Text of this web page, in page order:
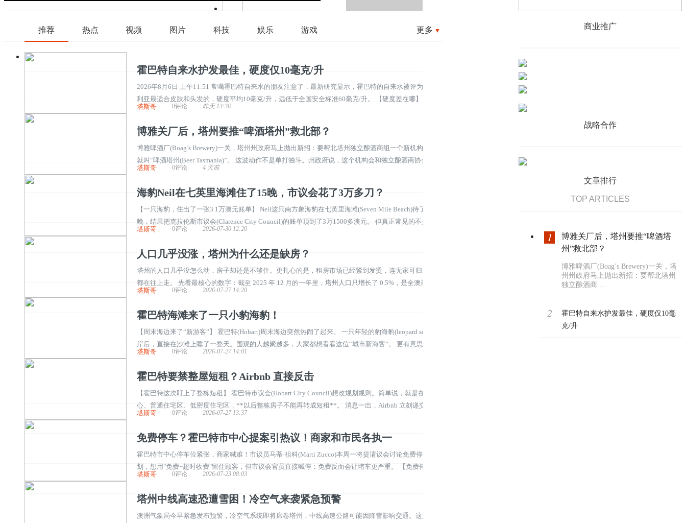
推荐 热点 视频 图片 科技 娱乐 游戏 更多 ▼
霍巴特自来水护发最佳，硬度仅10毫克/升
塔斯哥 0评论 昨天 13:36
2026年8月6日 上午11:51 常喝霍巴特自来水的朋友注意了，最新研究显示，霍巴特的自来水被评为了澳大
利亚最适合皮肤和头发的，硬度平均10毫克/升，远低于全国安全标准60毫克/升。 【硬度差在哪】 水硬
度主要由钙和镁矿物质决定。霍巴特自来水硬度10毫克/升，比全国安全阈值 ...
博雅关厂后，塔州要推“啤酒塔州”救北部？
塔斯哥 0评论 4 天前
博雅啤酒厂(Boag’s Brewery)一关，塔州州政府马上抛出新招：要帮北塔州独立酿酒商组一个新机构，名字
就叫“啤酒塔州(Beer Tasmania)”。 这波动作不是单打独斗。州政府说，这个机构会和独立酿酒商协会(Inde
pendent Brewers Association)以及塔州酒店业协会(Hospitality T ...
海豹Neil在七英里海滩住了15晚，市议会花了3万多刀？
塔斯哥 0评论 2026-07-30 12:20
【一只海豹，住出了一张3.1万澳元账单】 Neil这只南方象海豹在七英里海滩(Seven Mile Beach)待了15
晚，结果把克拉伦斯市议会(Clarence City Council)的账单顶到了3万1500多澳元。 但真正常见的不是修修
补补的钱，而是人力钱。 市长布伦丹·布洛姆利(Brendan Blomeley)说 ...
人口几乎没涨，塔州为什么还是缺房？
塔斯哥 0评论 2026-07-27 14:20
塔州的人口几乎没怎么动，房子却还是不够住。更扎心的是，租房市场已经紧到发烫，连无家可归的人数
都在往上走。 先看最核心的数字：截至 2025 年 12 月的一年里，塔州人口只增长了 0.5%，是全澳最低。
州财政部门甚至预判，塔州可能会在 2028-29 年率先进入“自然下降”— ...
霍巴特海滩来了一只小豹海豹！
塔斯哥 0评论 2026-07-27 14:01
【周末海边来了“新游客”】 霍巴特(Hobart)周末海边突然热闹了起来。 一只年轻的豹海豹(leopard seal)上
岸后，直接在沙滩上睡了一整天。围观的人越聚越多，大家都想看看这位“城市新海客”。 更有意思的是，
它的到来，正好接在大家熟悉的象海豹 Neil 离开之后。Neil 之 ...
霍巴特要禁整屋短租？Airbnb 直接反击
塔斯哥 0评论 2026-07-27 13:37
【霍巴特这次盯上了整栋短租】 霍巴特市议会(Hobart City Council)想改规划规则。简单说，就是在市中
心、普通住宅区、低密度住宅区，**以后整栋房子不能再转成短租**。 消息一出，Airbnb 立刻递交正式
反对意见，态度很硬：**这做法有法律问题，而且解决不了霍巴特的住房 ...
免费停车？霍巴特市中心提案引热议！商家和市民各执一
塔斯哥 0评论 2026-07-23 08:03
霍巴特市中心停车位紧张，商家喊难！市议员马蒂·祖科(Marti Zucco)本周一将提请议会讨论免费停车计
划，想用"免费+超时收费"留住顾客，但市议会官员直接喊停：免费反而会让堵车更严重。 【免费停车怎
么玩？APP提醒+超时收费】 祖科提议在市中心部分收费路段试行"免费停车" ...
塔州中线高速恐遭雪困！冷空气来袭紧急预警
澳洲气象局今早紧急发布预警，冷空气系统即将席卷塔州，中线高速公路可能因降雪影响交通。这是继20
商业推广
战略合作
文章排行
TOP ARTICLES
1
博雅关厂后，塔州要推“啤酒塔
州”救北部？
博雅啤酒厂(Boag’s Brewery)一关，塔
州州政府马上抛出新招：要帮北塔州
独立酿酒商 ...
2
霍巴特自来水护发最佳，硬度仅10毫
克/升